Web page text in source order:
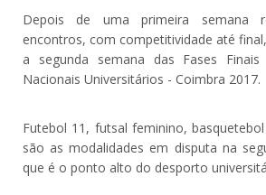
Depois de uma primeira semana
encontros, com competitividade até
a segunda semana das Fases Finais
Nacionais Universitários - Coimbra 2017.
Futebol 11, futsal feminino,
são as modalidades em disputa na
que é o ponto alto do desporto